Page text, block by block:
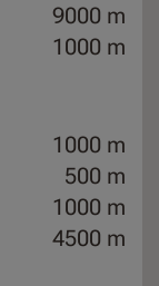
9000 m
1000 m
1000 m
500 m
1000 m
4500 m